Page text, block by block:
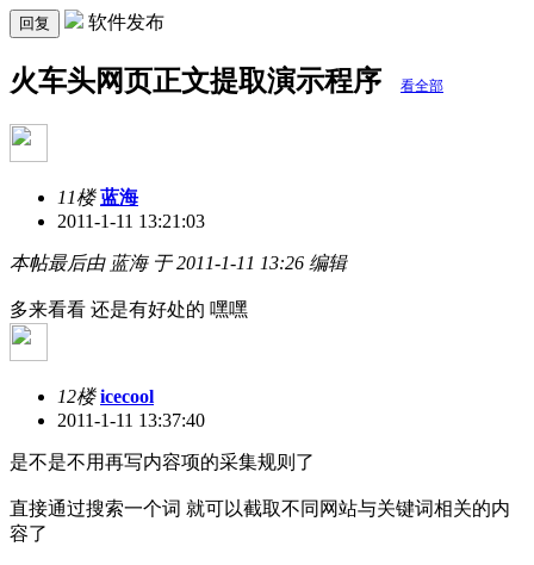
回复 软件发布
火车头网页正文提取演示程序 看全部
11楼 蓝海
2011-1-11 13:21:03
本帖最后由 蓝海 于 2011-1-11 13:26 编辑
多来看看 还是有好处的 嘿嘿
12楼 icecool
2011-1-11 13:37:40
是不是不用再写内容项的采集规则了
直接通过搜索一个词 就可以截取不同网站与关键词相关的内
容了